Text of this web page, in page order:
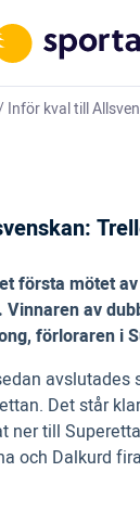
Inför kval till
första mötet
av
förloraren i
avslutades
Det står
ner till
och Dalkurd